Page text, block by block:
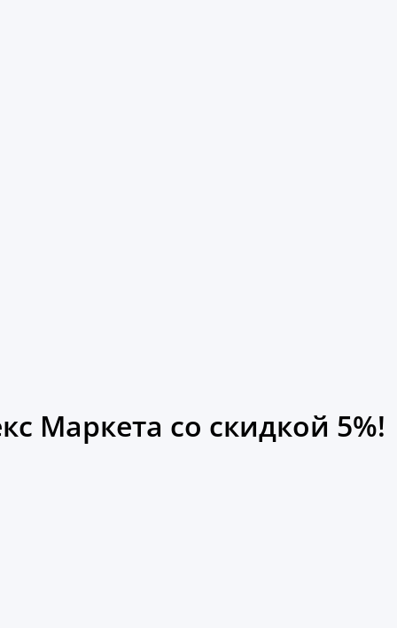
Маркета со скидкой 5%!